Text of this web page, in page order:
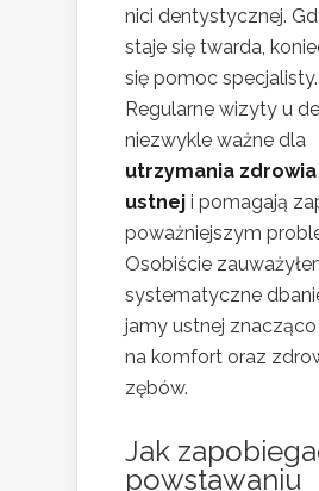
nici dentystycznej.
staje się twarda,
się pomoc specjalisty.
Regularne wizyty u
niezwykle ważne dla
utrzymania
ustnej i pomagają
poważniejszym
Osobiście
systematyczne
jamy ustnej
na komfort oraz
zębów.
Jak
powstawaniu